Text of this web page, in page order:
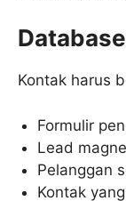
Kontak harus
Formulir
Lead
Pelanggan
Kontak